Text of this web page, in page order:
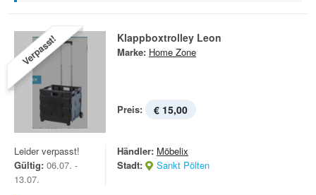
Verpasst! Klappboxtrolley Leon
Marke: Home Zone
Preis: € 15,00
Leider verpasst!
Gültig: 06.07. -
13.07.
Händler: Möbelix
Stadt:
Sankt Pölten